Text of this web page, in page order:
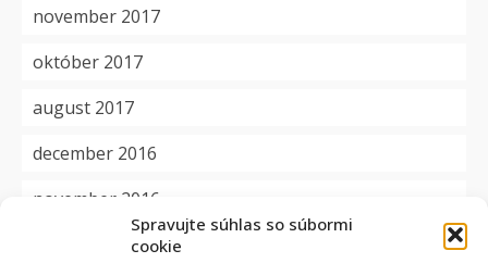
Spravujte súhlas so súbormi
cookie
november 2017
október 2017
august 2017
december 2016
november 2016